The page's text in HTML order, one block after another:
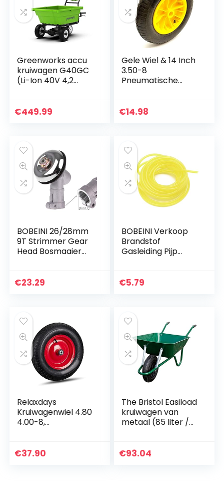
Greenworks accu
kruiwagen G40GC
(Li-Ion 40V 4,2
achteruit 100kg
€449.99
Gele Wiel & 14 Inch
3.50-8
Pneumatische
€14.98
BOBEINI 26/28mm
9T Strimmer Gear
Head Bosmaaier
Onderdeel
€23.29
BOBEINI Verkoop
Brandstof
Gasleiding Pijp
Kettingzaag Blower
€5.79
Relaxdays
Kruiwagenwiel 4.80
4.00-8,
adapters,
€37.90
The Bristol Easiload
kruiwagen van
metaal (85 liter /
€93.04